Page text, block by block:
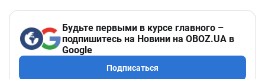
Будьте первыми в курсе главного –
подпишитесь на Новини на OBOZ.UA в
Google
Подписаться